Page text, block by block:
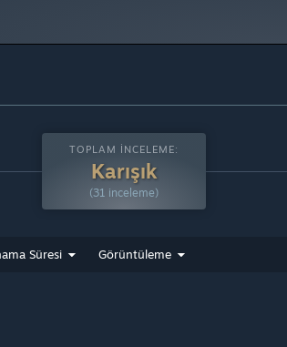
TOPLAM İNCELEME:
Karışık
(31 inceleme)
Süresi Görüntüleme